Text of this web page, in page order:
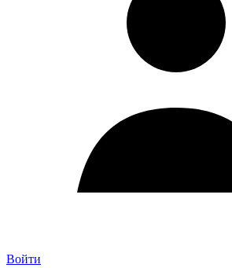
Войти